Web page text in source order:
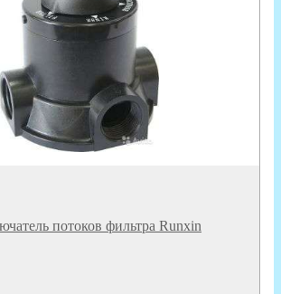
потоков фильтра Runxin